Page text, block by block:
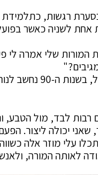
רגשות, כתלמידת
אחת לשניה כאשר
שלי אמרה לי
בים?"
מה שנשמע לנו
לבד, מול הטבע,
שאני יכולה ליצור.
עלי מוזר אלה כשווה
לאותה המורה,